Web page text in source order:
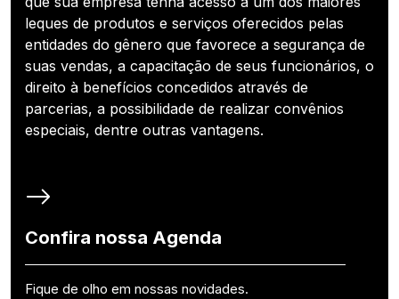
leques de produtos e serviços oferecidos pelas
entidades do gênero que favorece a segurança de
suas vendas, a capacitação de seus funcionários, o
direito à benefícios concedidos através de
parcerias, a possibilidade de realizar convênios
especiais, dentre outras vantagens.
Confira nossa Agenda
Fique de olho em nossas novidades.